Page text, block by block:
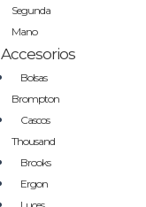
Segunda
Mano
Accesorios
Bolsas
Brompton
Cascos
Thousand
Brooks
Ergon